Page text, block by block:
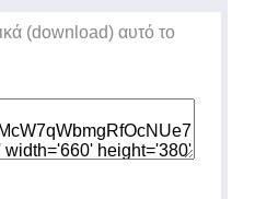
(download) αυτό το